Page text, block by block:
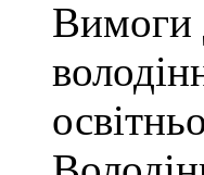
Вимоги